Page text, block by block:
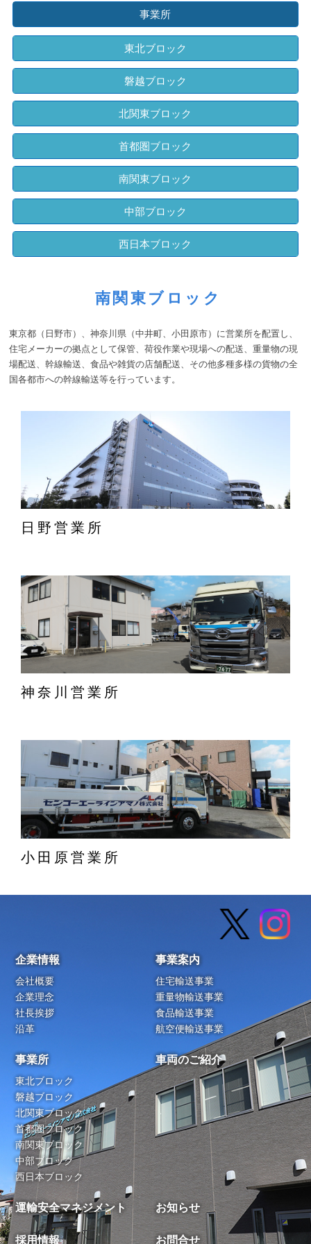
事業所
東北ブロック
磐越ブロック
北関東ブロック
首都圏ブロック
南関東ブロック
中部ブロック
西日本ブロック
南関東ブロック
東京都（日野市）、神奈川県（中井町、小田原市）に営業所を配置し、
住宅メーカーの拠点として保管、荷役作業や現場への配送、重量物の現
場配送、幹線輸送、食品や雑貨の店舗配送、その他多種多様の貨物の全
国各都市への幹線輸送等を行っています。
日野営業所
神奈川営業所
小田原営業所
企業情報
会社概要
企業理念
社長挨拶
沿革
事業案内
住宅輸送事業
重量物輸送事業
食品輸送事業
航空便輸送事業
事業所
東北ブロック
磐越ブロック
北関東ブロック
首都圏ブロック
南関東ブロック
中部ブロック
西日本ブロック
車両のご紹介
運輸安全マネジメント お知らせ
採用情報 お問合せ